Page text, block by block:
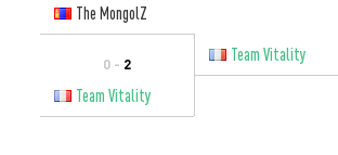
The MongolZ
0 - 2
Team Vitality
Team Vitality